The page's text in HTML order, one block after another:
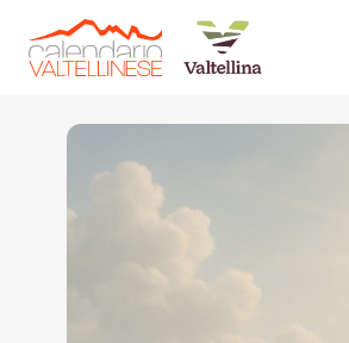
Torna indietro